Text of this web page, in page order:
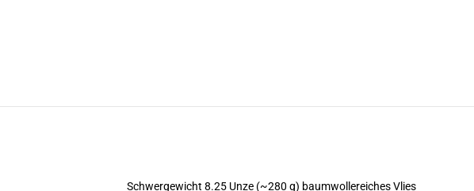
Schwergewicht 8.25 Unze (~280 g) baumwollereiches Vlies